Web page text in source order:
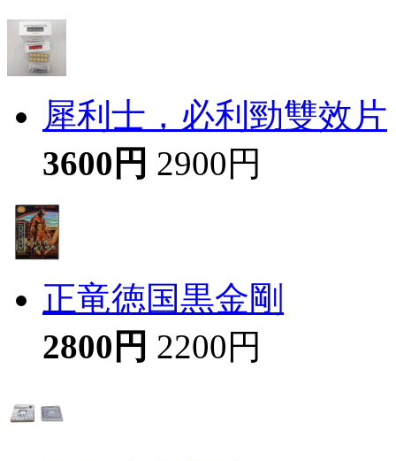
犀利士，必利勁雙效片
3600円 2900円
正竜徳国黒金剛
2800円 2200円